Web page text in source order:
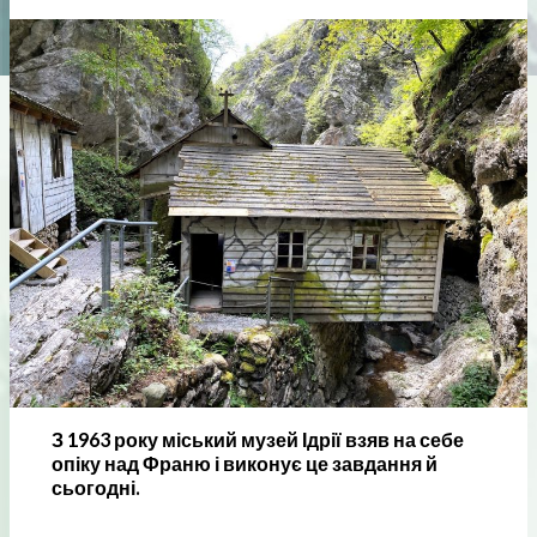
З 1963 року міський музей Ідрії взяв на себе
опіку над Франю і виконує це завдання й
сьогодні.